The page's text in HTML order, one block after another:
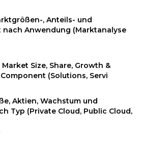
, Anteils- und
Anwendung (Marktanalyse
Size, Share, Growth &
(Solutions, Servi
Aktien, Wachstum und
Typ (Private Cloud, Public Cloud,